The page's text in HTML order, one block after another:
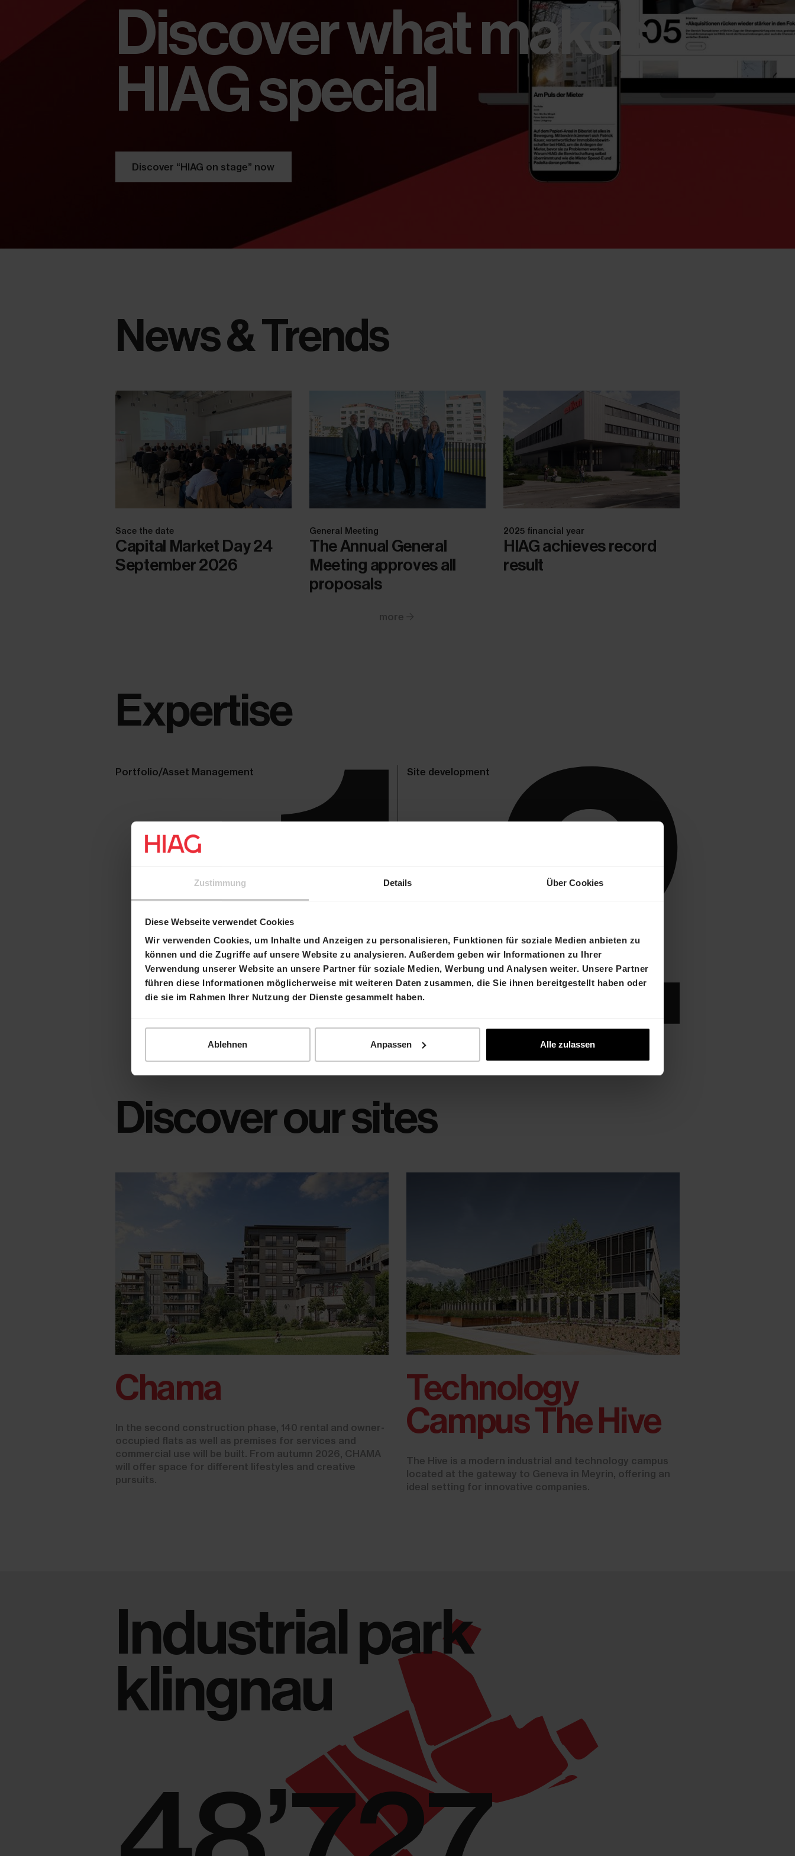
Zustimmung Details Über Cookies
Diese Webseite verwendet Cookies
Wir verwenden Cookies, um Inhalte und Anzeigen zu personalisieren, Funktionen für soziale Medien anbieten zu
können und die Zugriffe auf unsere Website zu analysieren. Außerdem geben wir Informationen zu Ihrer
Verwendung unserer Website an unsere Partner für soziale Medien, Werbung und Analysen weiter. Unsere Partner
führen diese Informationen möglicherweise mit weiteren Daten zusammen, die Sie ihnen bereitgestellt haben oder
die sie im Rahmen Ihrer Nutzung der Dienste gesammelt haben.
Ablehnen Anpassen Alle zulassen
Discover what makes
HIAG special
Discover “HIAG on stage” now
News & Trends
Sace the date
Capital Market Day 24
September 2026
General Meeting
The Annual General
Meeting approves all
proposals
2025 financial year
HIAG achieves record
result
more
Expertise
Portfolio/Asset Management Site development
Discover our sites
Chama
In the second construction phase, 140 rental and owner-
occupied flats as well as premises for services and
commercial use will be built. From autumn 2026, CHAMA
will offer space for different lifestyles and creative
pursuits.
Technology
Campus The Hive
The Hive is a modern industrial and technology campus
located at the gateway to Geneva in Meyrin, offering an
ideal setting for innovative companies.
Industrial park
klingnau